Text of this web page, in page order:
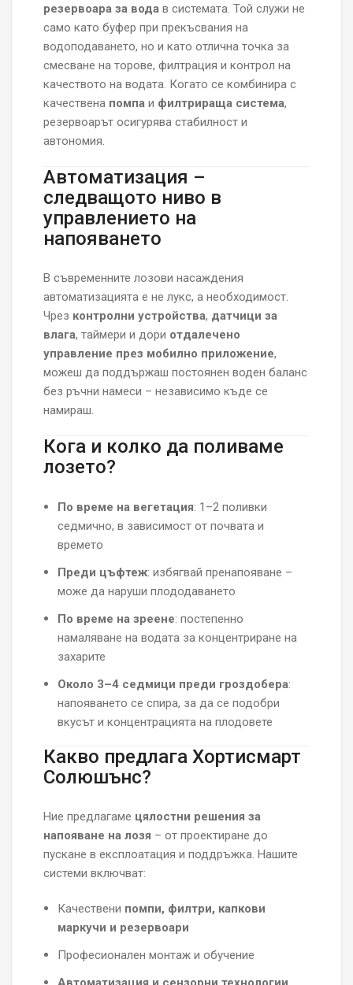
резервоара за вода в системата. Той служи не
само като буфер при прекъсвания на
водоподаването, но и като отлична точка за
смесване на торове, филтрация и контрол на
качеството на водата. Когато се комбинира с
качествена помпа и филтрираща система,
резервоарът осигурява стабилност и
автономия.
Автоматизация –
следващото ниво в
управлението на
напояването
В съвременните лозови насаждения
автоматизацията е не лукс, а необходимост.
Чрез контролни устройства, датчици за
влага, таймери и дори отдалечено
управление през мобилно приложение,
можеш да поддържаш постоянен воден баланс
без ръчни намеси – независимо къде се
намираш.
Кога и колко да поливаме
лозето?
По време на вегетация: 1–2 поливки
седмично, в зависимост от почвата и
времето
Преди цъфтеж: избягвай пренапояване –
може да наруши плододаването
По време на зреене: постепенно
намаляване на водата за концентриране на
захарите
Около 3–4 седмици преди гроздобера:
напояването се спира, за да се подобри
вкусът и концентрацията на плодовете
Какво предлага Хортисмарт
Солюшънс?
Ние предлагаме цялостни решения за
напояване на лозя – от проектиране до
пускане в експлоатация и поддръжка. Нашите
системи включват:
Качествени помпи, филтри, капкови
маркучи и резервоари
Професионален монтаж и обучение